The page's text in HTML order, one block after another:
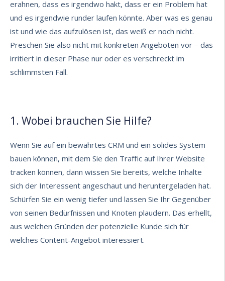
erahnen, dass es irgendwo hakt, dass er ein Problem hat
und es irgendwie runder laufen könnte. Aber was es genau
ist und wie das aufzulösen ist, das weiß er noch nicht.
Preschen Sie also nicht mit konkreten Angeboten vor – das
irritiert in dieser Phase nur oder es verschreckt im
schlimmsten Fall.
1. Wobei brauchen Sie Hilfe?
Wenn Sie auf ein bewährtes CRM und ein solides System
bauen können, mit dem Sie den Traffic auf Ihrer Website
tracken können, dann wissen Sie bereits, welche Inhalte
sich der Interessent angeschaut und heruntergeladen hat.
Schürfen Sie ein wenig tiefer und lassen Sie Ihr Gegenüber
von seinen Bedürfnissen und Knoten plaudern. Das erhellt,
aus welchen Gründen der potenzielle Kunde sich für
welches Content-Angebot interessiert.